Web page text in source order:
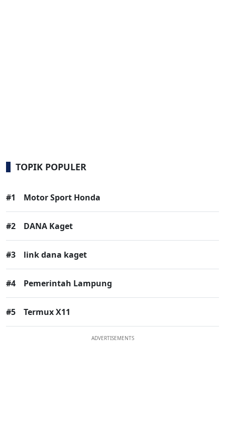
TOPIK POPULER
#1 Motor Sport Honda
#2 DANA Kaget
#3 link dana kaget
#4 Pemerintah Lampung
#5 Termux X11
ADVERTISEMENTS